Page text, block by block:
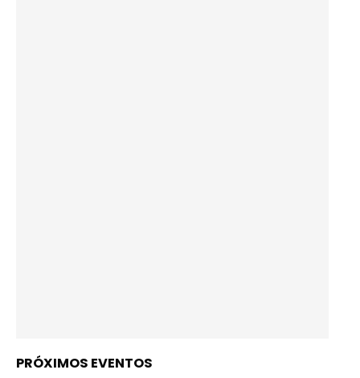
PRÓXIMOS EVENTOS